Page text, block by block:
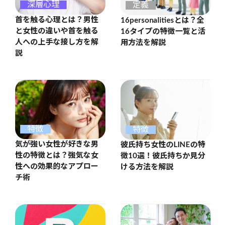
深層心理
首を触る心理とは？男性
と女性の違いや首を触る
人への上手な接し方を解
説
定義
16personalitiesとは？全
16タイプの特徴一覧と活
用方法を解説
特徴
気が強い女性が好きな男
性の特徴とは？強気な女
性への効果的なアプロー
チ術
特徴
彼氏持ち女性のLINEの特
徴10選！彼氏持ちか見分
ける方法を解説